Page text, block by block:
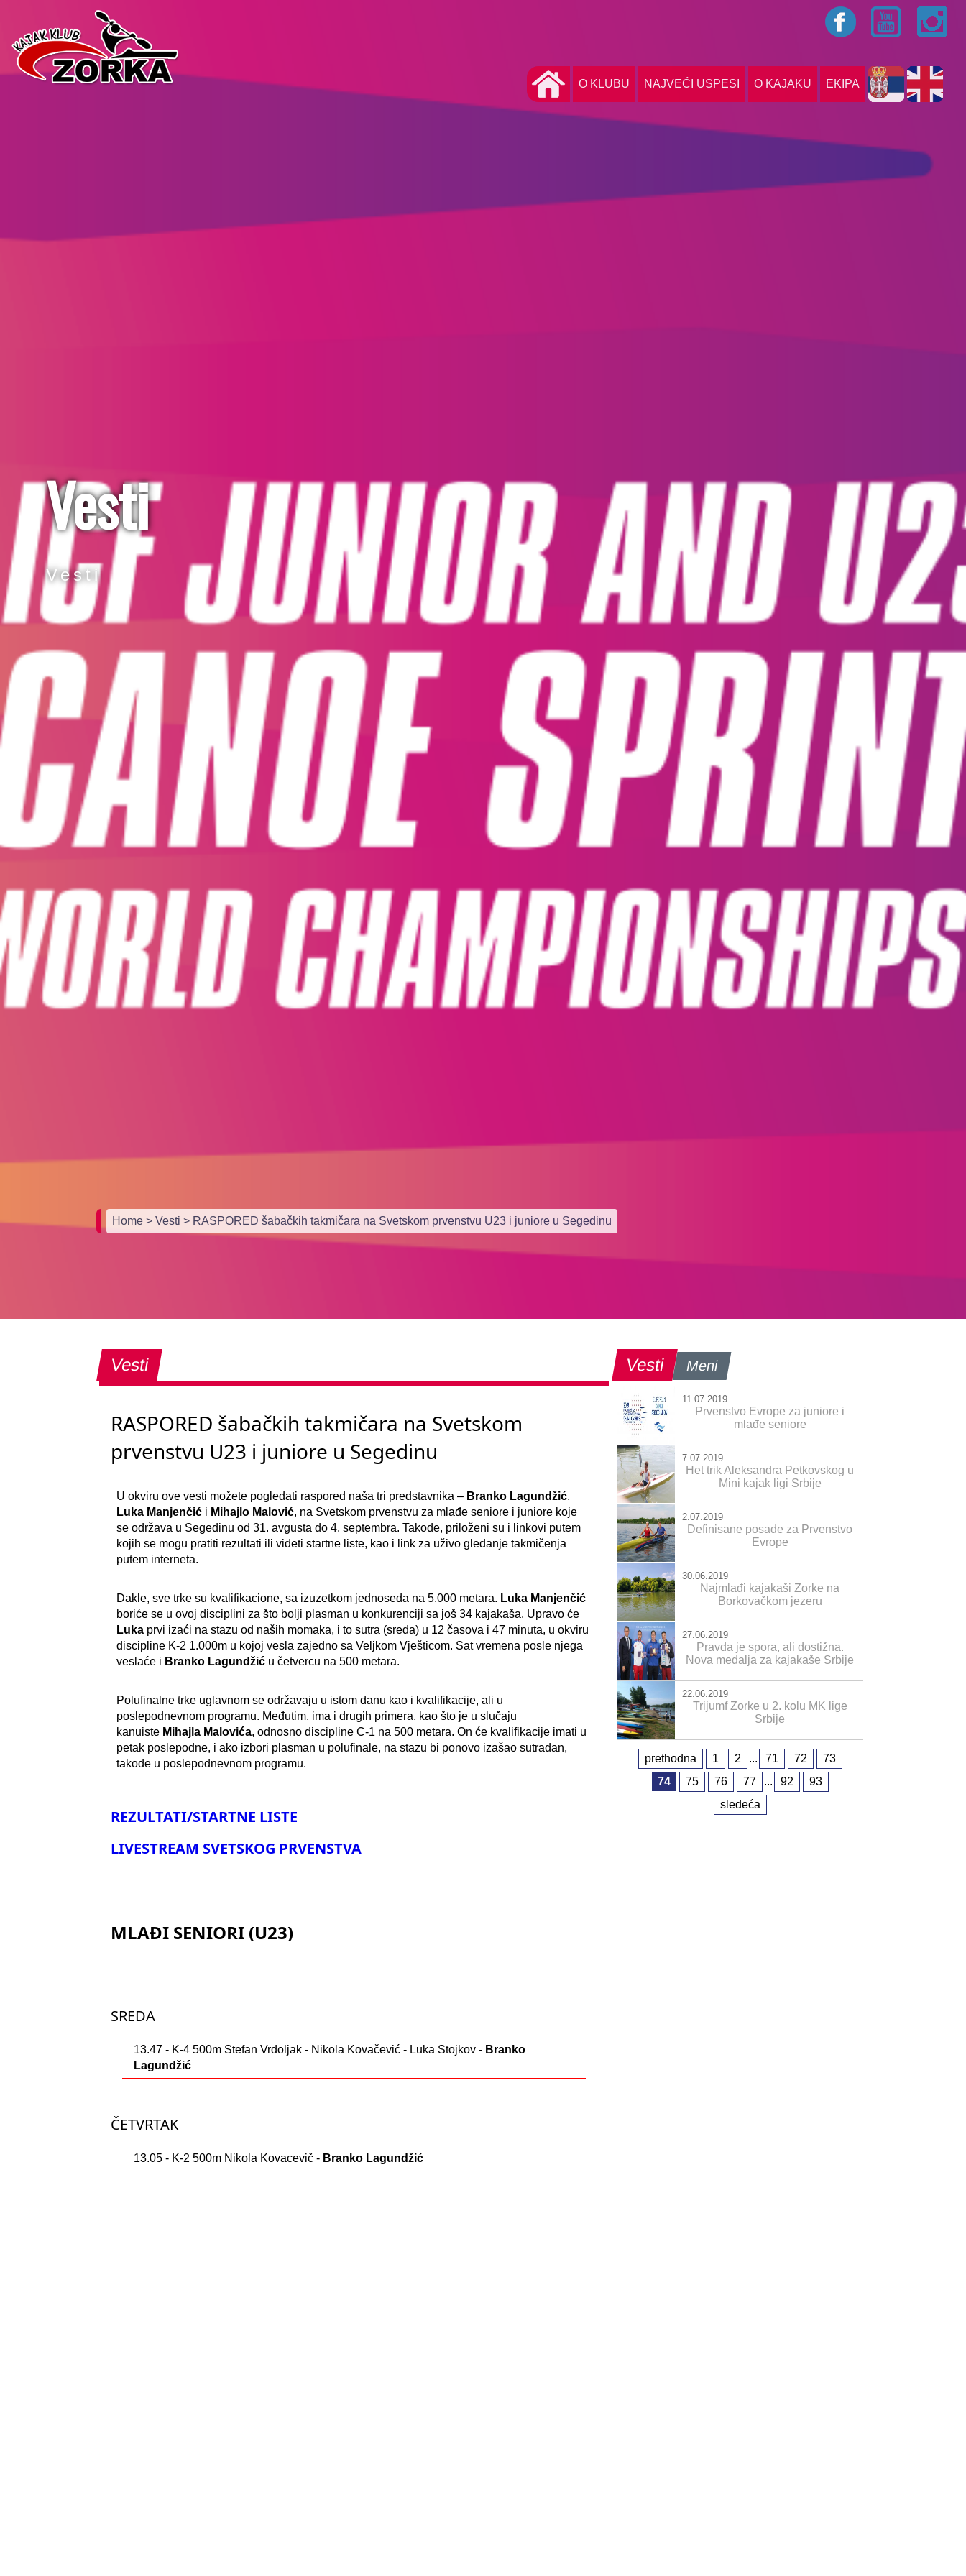
O KLUBU NAJVEĆI USPESI O KAJAKU EKIPA
Vesti
Vesti
Home> Vesti> RASPORED šabačkih takmičara na Svetskom prvenstvu U23 i juniore u Segedinu
Vesti
RASPORED šabačkih takmičara na Svetskom
prvenstvu U23 i juniore u Segedinu
U okviru ove vesti možete pogledati raspored naša tri predstavnika – Branko Lagundžić,
Luka Manjenčić i Mihajlo Malović, na Svetskom prvenstvu za mlađe seniore i juniore koje
se održava u Segedinu od 31. avgusta do 4. septembra. Takođe, priloženi su i linkovi putem
kojih se mogu pratiti rezultati ili videti startne liste, kao i link za uživo gledanje takmičenja
putem interneta.
Dakle, sve trke su kvalifikacione, sa izuzetkom jednoseda na 5.000 metara. Luka Manjenčić
boriće se u ovoj disciplini za što bolji plasman u konkurenciji sa još 34 kajakaša. Upravo će
Luka prvi izaći na stazu od naših momaka, i to sutra (sreda) u 12 časova i 47 minuta, u okviru
discipline K-2 1.000m u kojoj vesla zajedno sa Veljkom Vješticom. Sat vremena posle njega
veslaće i Branko Lagundžić u četvercu na 500 metara.
Polufinalne trke uglavnom se održavaju u istom danu kao i kvalifikacije, ali u
poslepodnevnom programu. Međutim, ima i drugih primera, kao što je u slučaju
kanuiste Mihajla Malovića, odnosno discipline C-1 na 500 metara. On će kvalifikacije imati u
petak poslepodne, i ako izbori plasman u polufinale, na stazu bi ponovo izašao sutradan,
takođe u poslepodnevnom programu.
REZULTATI/STARTNE LISTE
LIVESTREAM SVETSKOG PRVENSTVA
MLAĐI SENIORI (U23)
SREDA
13.47 - K-4 500m Stefan Vrdoljak - Nikola Kovačević - Luka Stojkov - Branko
Lagundžić
ČETVRTAK
13.05 - K-2 500m Nikola Kovacevič - Branko Lagundžić
Vesti Meni
11.07.2019
Prvenstvo Evrope za juniore i
mlađe seniore
7.07.2019
Het trik Aleksandra Petkovskog u
Mini kajak ligi Srbije
2.07.2019
Definisane posade za Prvenstvo
Evrope
30.06.2019
Najmlađi kajakaši Zorke na
Borkovačkom jezeru
27.06.2019
Pravda je spora, ali dostižna.
Nova medalja za kajakaše Srbije
22.06.2019
Trijumf Zorke u 2. kolu MK lige
Srbije
prethodna 1 2 ... 71 72
73
74
75 76 77 ... 92
93
sledeća